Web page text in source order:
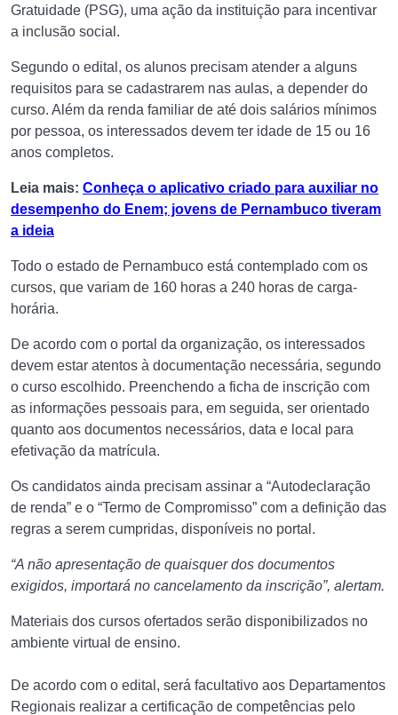
Gratuidade (PSG), uma ação da instituição para incentivar
a inclusão social.
Segundo o edital, os alunos precisam atender a alguns
requisitos para se cadastrarem nas aulas, a depender do
curso. Além da renda familiar de até dois salários mínimos
por pessoa, os interessados devem ter idade de 15 ou 16
anos completos.
Leia mais: Conheça o aplicativo criado para auxiliar no
desempenho do Enem; jovens de Pernambuco tiveram
a ideia
Todo o estado de Pernambuco está contemplado com os
cursos, que variam de 160 horas a 240 horas de carga-
horária.
De acordo com o portal da organização, os interessados
devem estar atentos à documentação necessária, segundo
o curso escolhido. Preenchendo a ficha de inscrição com
as informações pessoais para, em seguida, ser orientado
quanto aos documentos necessários, data e local para
efetivação da matrícula.
Os candidatos ainda precisam assinar a “Autodeclaração
de renda” e o “Termo de Compromisso” com a definição das
regras a serem cumpridas, disponíveis no portal.
“A não apresentação de quaisquer dos documentos
exigidos, importará no cancelamento da inscrição”, alertam.
Materiais dos cursos ofertados serão disponibilizados no
ambiente virtual de ensino.
De acordo com o edital, será facultativo aos Departamentos
Regionais realizar a certificação de competências pelo